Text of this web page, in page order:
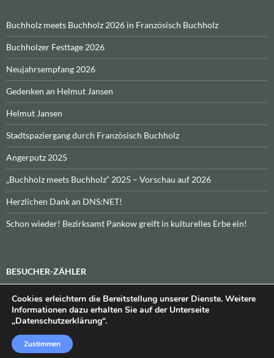
Buchholz meets Buchholz 2026 in Französisch Buchholz
Buchholzer Festtage 2026
Neujahrsempfang 2026
Gedenken an Helmut Jansen
Helmut Jansen
Stadtspaziergang durch Französisch Buchholz
Angerputz 2025
„Buchholz meets Buchholz“ 2025 – Vorschau auf 2026
Herzlichen Dank an DNS:NET!
Schon wieder! Bezirksamt Pankow greift in kulturelles Erbe ein!
BESUCHER-ZÄHLER
Heute:_\n\nInsgesamt:_
Datenschutzerklärung
Cookies erleichtern die Bereitstellung unserer Dienste. Weitere
Informationen dazu erhalten Sie auf der Unterseite
„Datenschutzerklärung“.
Zustimmen